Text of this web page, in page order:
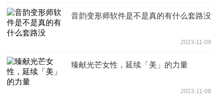
音韵变形师软件是不是真的有什么套路没
2023-11-09
臻献光芒女性，延续「美」的力量
2023-11-08